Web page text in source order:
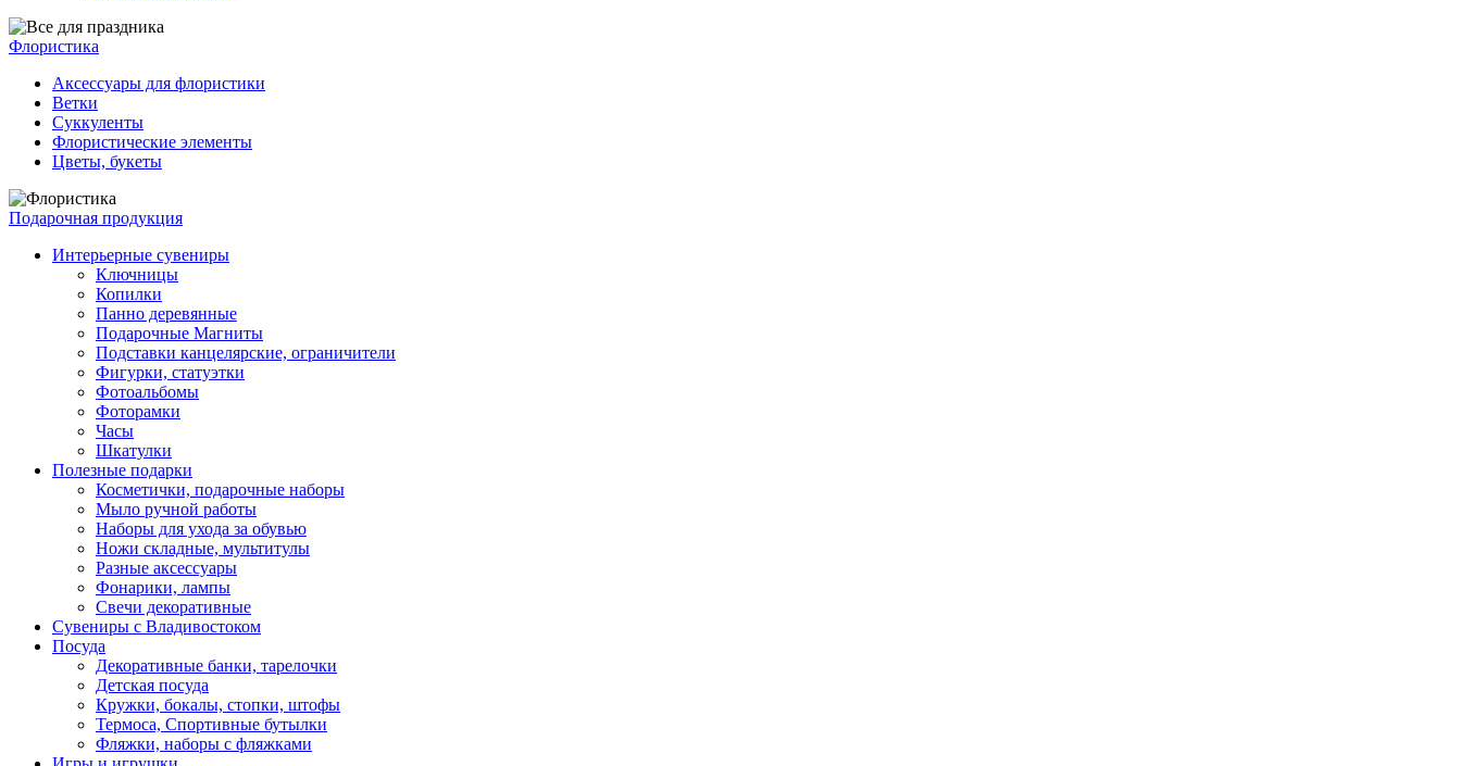
Флористика
Аксессуары для флористики
Ветки
Суккуленты
Флористические элементы
Цветы, букеты
Подарочная продукция
Интерьерные сувениры
Ключницы
Копилки
Панно деревянные
Подарочные Магниты
Подставки канцелярские, ограничители
Фигурки, статуэтки
Фотоальбомы
Фоторамки
Часы
Шкатулки
Полезные подарки
Косметички, подарочные наборы
Мыло ручной работы
Наборы для ухода за обувью
Ножи складные, мультитулы
Разные аксессуары
Фонарики, лампы
Свечи декоративные
Сувениры с Владивостоком
Посуда
Декоративные банки, тарелочки
Детская посуда
Кружки, бокалы, стопки, штофы
Термоса, Спортивные бутылки
Фляжки, наборы с фляжками